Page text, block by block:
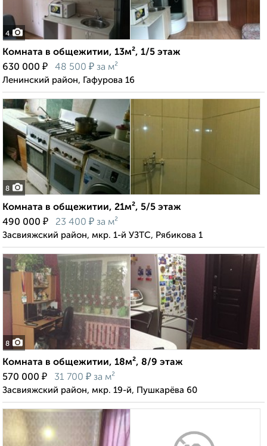
4
Комната в общежитии, 13м², 1/5 этаж
630 000 ₽ 48 500 ₽ за м²
Ленинский район, Гафурова 16
8
Комната в общежитии, 21м², 5/5 этаж
490 000 ₽ 23 400 ₽ за м²
Засвияжский район, мкр. 1-й УЗТС, Рябикова 1
8
Комната в общежитии, 18м², 8/9 этаж
570 000 ₽ 31 700 ₽ за м²
Засвияжский район, мкр. 19-й, Пушкарёва 60